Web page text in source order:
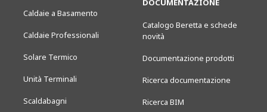
Caldaie a Basamento
Caldaie Professionali
Solare Termico
Unità Terminali
Scaldabagni
DOCUMENTAZIONE
Catalogo Beretta e schede
novità
Documentazione prodotti
Ricerca documentazione
Ricerca BIM